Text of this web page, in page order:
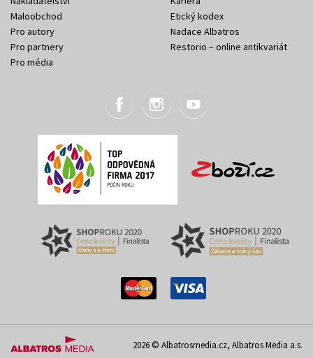
Maloobchod
Pro autory
Pro partnery
Pro média
Etický kodex
Nadace Albatros
Restorio – online antikvariát
2026 © Albatrosmedia.cz, Albatros Media a.s.